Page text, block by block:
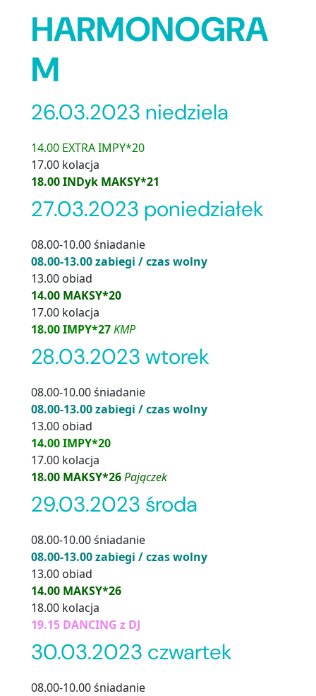
HARMONOGRA
M
26.03.2023 niedziela
14.00 EXTRA IMPY*20
17.00 kolacja
18.00 INDyk MAKSY*21
27.03.2023 poniedziałek
08.00-10.00 śniadanie
08.00-13.00 zabiegi / czas wolny
13.00 obiad
14.00 MAKSY*20
17.00 kolacja
18.00 IMPY*27KMP
28.03.2023 wtorek
08.00-10.00 śniadanie
08.00-13.00 zabiegi / czas wolny
13.00 obiad
14.00 IMPY*20
17.00 kolacja
18.00 MAKSY*26Pajączek
29.03.2023 środa
08.00-10.00 śniadanie
08.00-13.00 zabiegi / czas wolny
13.00 obiad
14.00 MAKSY*26
18.00 kolacja
19.15 DANCING z DJ
30.03.2023 czwartek
08.00-10.00 śniadanie